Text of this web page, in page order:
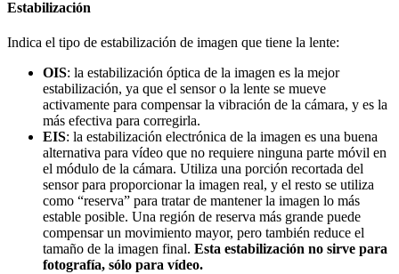
Estabilización
Indica el tipo de estabilización de imagen que tiene la lente:
OIS: la estabilización óptica de la imagen es la mejor
estabilización, ya que el sensor o la lente se mueve
activamente para compensar la vibración de la cámara, y es la
más efectiva para corregirla.
EIS: la estabilización electrónica de la imagen es una buena
alternativa para vídeo que no requiere ninguna parte móvil en
el módulo de la cámara. Utiliza una porción recortada del
sensor para proporcionar la imagen real, y el resto se utiliza
como “reserva” para tratar de mantener la imagen lo más
estable posible. Una región de reserva más grande puede
compensar un movimiento mayor, pero también reduce el
tamaño de la imagen final. Esta estabilización no sirve para
fotografía, sólo para vídeo.